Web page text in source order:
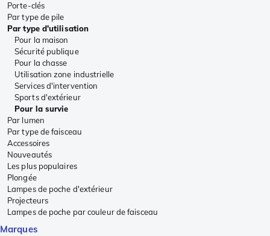
Porte-clés
Par type de pile
Par type d'utilisation
Pour la maison
Sécurité publique
Pour la chasse
Utilisation zone industrielle
Services d'intervention
Sports d'extérieur
Pour la survie
Par lumen
Par type de faisceau
Accessoires
Nouveautés
Les plus populaires
Plongée
Lampes de poche d'extérieur
Projecteurs
Lampes de poche par couleur de faisceau
Marques